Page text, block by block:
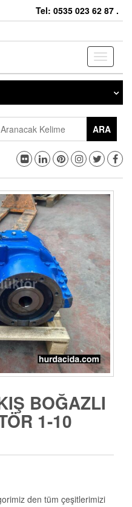
Tel: 0535 023 62 87 .
Toggle
ARA
BOĞAZLI
1-10
den tüm çeşitlerimizi